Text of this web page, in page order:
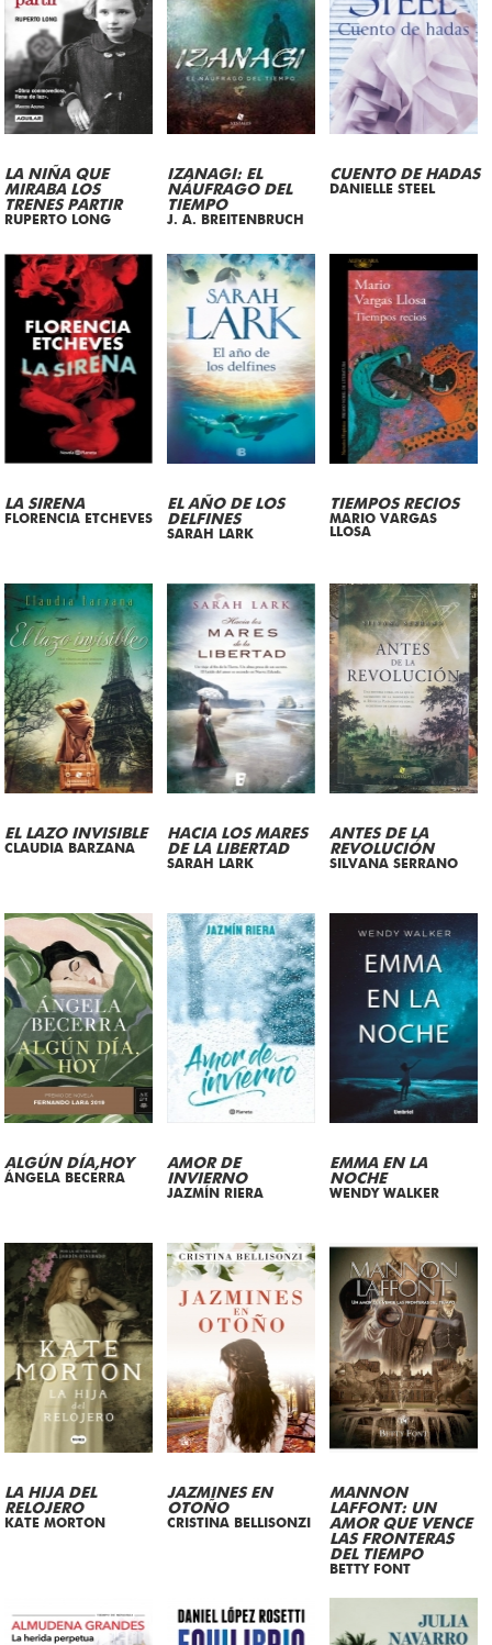
LA NIÑA QUE
MIRABA LOS
TRENES PARTIR
RUPERTO LONG
IZANAGI: EL
NÁUFRAGO DEL
TIEMPO
J. A. BREITENBRUCH
CUENTO DE HADAS
DANIELLE STEEL
LA SIRENA
FLORENCIA ETCHEVES
EL AÑO DE LOS
DELFINES
SARAH LARK
TIEMPOS RECIOS
MARIO VARGAS
LLOSA
EL LAZO INVISIBLE
CLAUDIA BARZANA
HACIA LOS MARES
DE LA LIBERTAD
SARAH LARK
ANTES DE LA
REVOLUCIÓN
SILVANA SERRANO
ALGÚN DÍA,HOY
ÁNGELA BECERRA
AMOR DE
INVIERNO
JAZMÍN RIERA
EMMA EN LA
NOCHE
WENDY WALKER
LA HIJA DEL
RELOJERO
KATE MORTON
JAZMINES EN
OTOÑO
CRISTINA BELLISONZI
MANNON
LAFFONT: UN
AMOR QUE VENCE
LAS FRONTERAS
DEL TIEMPO
BETTY FONT